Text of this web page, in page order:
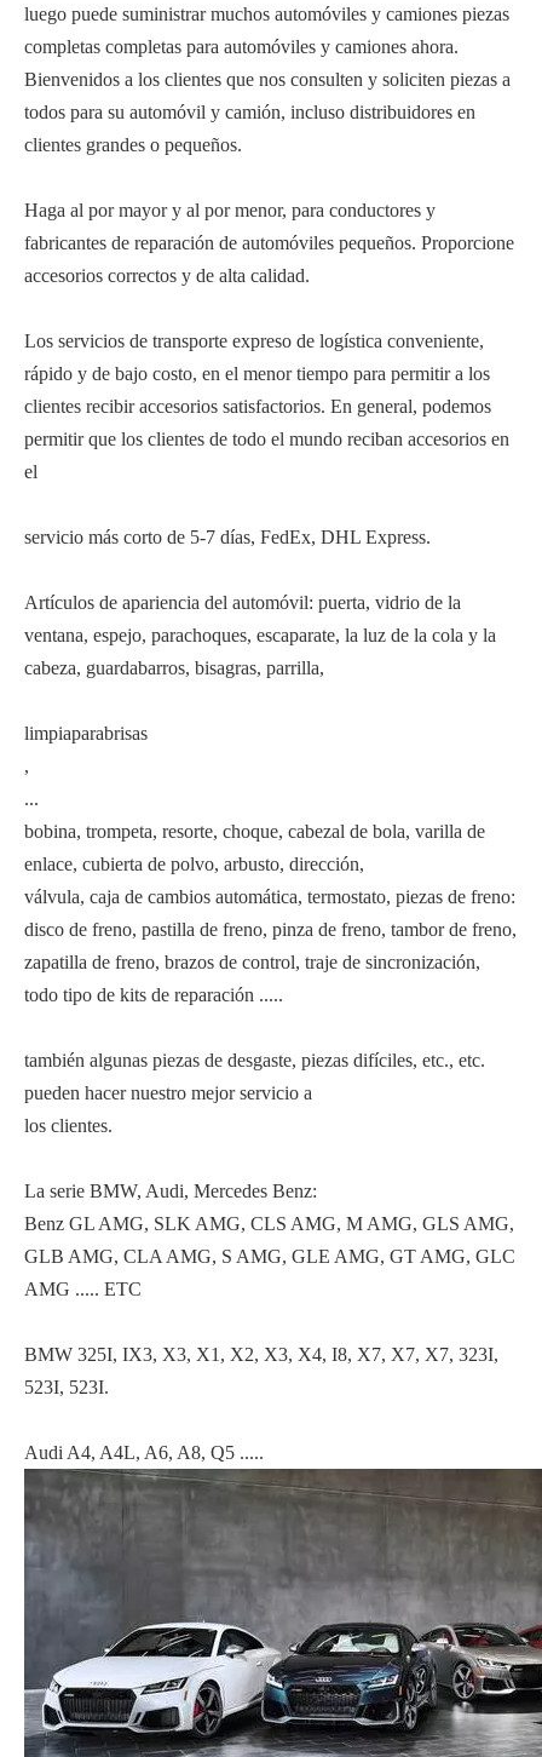
luego puede suministrar muchos automóviles y camiones piezas
completas completas para automóviles y camiones ahora.
Bienvenidos a los clientes que nos consulten y soliciten piezas a
todos para su automóvil y camión, incluso distribuidores en
clientes grandes o pequeños.
Haga al por mayor y al por menor, para conductores y
fabricantes de reparación de automóviles pequeños. Proporcione
accesorios correctos y de alta calidad.
Los servicios de transporte expreso de logística conveniente,
rápido y de bajo costo, en el menor tiempo para permitir a los
clientes recibir accesorios satisfactorios. En general, podemos
permitir que los clientes de todo el mundo reciban accesorios en
el
servicio más corto de 5-7 días, FedEx, DHL Express.
Artículos de apariencia del automóvil: puerta, vidrio de la
ventana, espejo, parachoques, escaparate, la luz de la cola y la
cabeza, guardabarros, bisagras, parrilla,
limpiaparabrisas
,
...
bobina, trompeta, resorte, choque, cabezal de bola, varilla de
enlace, cubierta de polvo, arbusto, dirección,
válvula, caja de cambios automática, termostato, piezas de freno:
disco de freno, pastilla de freno, pinza de freno, tambor de freno,
zapatilla de freno, brazos de control, traje de sincronización,
todo tipo de kits de reparación .....
también algunas piezas de desgaste, piezas difíciles, etc., etc.
pueden hacer nuestro mejor servicio a
los clientes.
La serie BMW, Audi, Mercedes Benz:
Benz GL AMG, SLK AMG, CLS AMG, M AMG, GLS AMG,
GLB AMG, CLA AMG, S AMG, GLE AMG, GT AMG, GLC
AMG ..... ETC
BMW 325I, IX3, X3, X1, X2, X3, X4, I8, X7, X7, X7, 323I,
523I, 523I.
Audi A4, A4L, A6, A8, Q5 .....